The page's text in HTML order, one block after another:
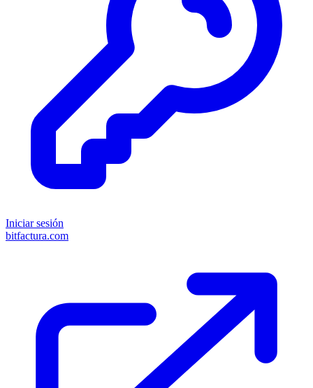
Iniciar sesión
bitfactura.com